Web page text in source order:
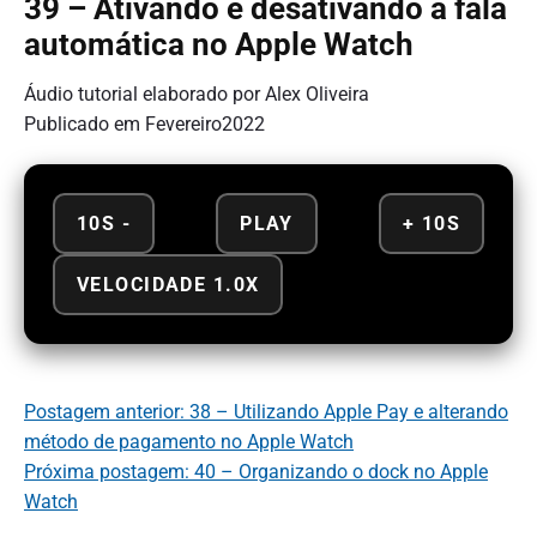
39 – Ativando e desativando a fala
automática no Apple Watch
Áudio tutorial elaborado por Alex Oliveira
Publicado em Fevereiro2022
10S - PLAY + 10S
VELOCIDADE 1.0X
Postagem anterior: 38 – Utilizando Apple Pay e alterando
método de pagamento no Apple Watch
Próxima postagem: 40 – Organizando o dock no Apple
Watch